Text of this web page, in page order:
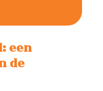
een
de